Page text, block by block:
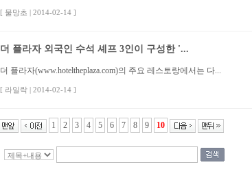
[ 물망초 | 2014-02-14 ]
더 플라자 외국인 수석 셰프 3인이 구성한 '...
더 플라자(www.hoteltheplaza.com)의 주요 레스토랑에서는 다...
[ 라일락 | 2014-02-14 ]
1 2 3 4 5 6 7 8 9 10